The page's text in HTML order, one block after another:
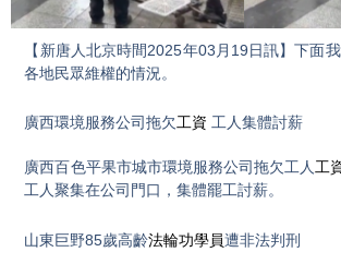
【新唐人北京時間2025年03月19日訊】下面
各地民眾維權的情況。
廣西環境服務公司拖欠工資 工人集體討薪
廣西百色平果市城市環境服務公司拖欠工人 工
工人聚集在公司門口，集體罷工討薪。
山東巨野85歲高齡法輪功學員遭非法判刑